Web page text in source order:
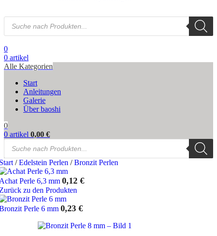
Products
search
0
0 artikel
Alle Kategorien
Start
Anleitungen
Galerie
Über baoshi
0
0 artikel 0,00 €
Products
search
/ Edelstein Perlen / Bronzit Perlen
Perle 6,3 mm 0,12 €
zu den Produkten
Perle 6 mm 0,23 €